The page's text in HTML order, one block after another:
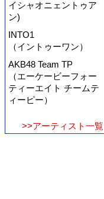
イシャオニェントゥア
ン)
INTO1
（イントゥーワン）
AKB48 Team TP
（エーケービーフォー
ティーエイト チームテ
ィーピー）
>>アーティスト一覧